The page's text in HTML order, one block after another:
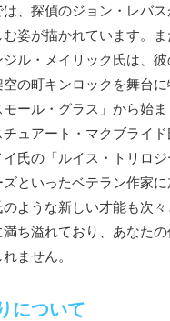
、探偵のジョン・レバ
姿が描かれています。
ル・メイリック氏は、
の町キンロックを舞台
モール・グラス」から始
ュアート・マクブライ
氏の「ルイス・トリロ
といったベテラン作家
ような新しい才能も次
ち溢れており、あなた
ません。
について